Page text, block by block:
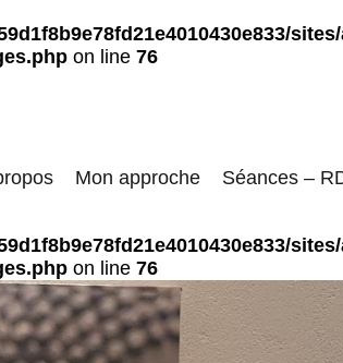
on line 76
Mon approche Séances –
on line 76